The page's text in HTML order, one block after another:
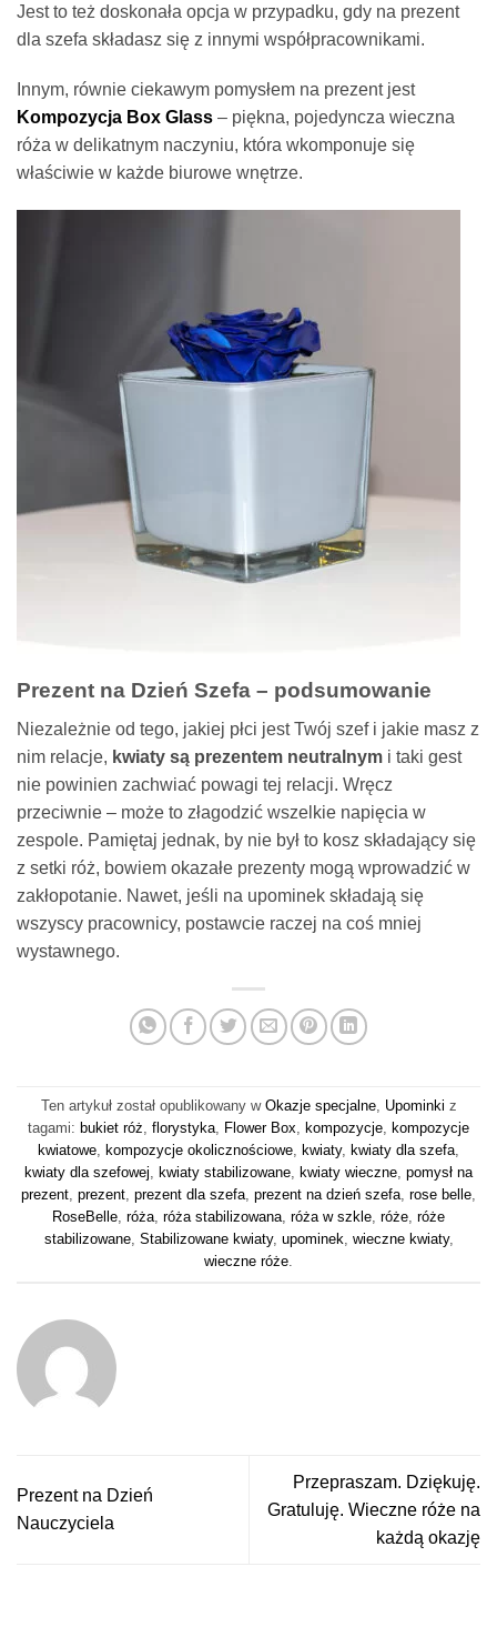
Jest to też doskonała opcja w przypadku, gdy na prezent
dla szefa składasz się z innymi współpracownikami.
Innym, równie ciekawym pomysłem na prezent jest
Kompozycja Box Glass – piękna, pojedyncza wieczna
róża w delikatnym naczyniu, która wkomponuje się
właściwie w każde biurowe wnętrze.
Prezent na Dzień Szefa – podsumowanie
Niezależnie od tego, jakiej płci jest Twój szef i jakie masz z
nim relacje, kwiaty są prezentem neutralnym i taki gest
nie powinien zachwiać powagi tej relacji. Wręcz
przeciwnie – może to złagodzić wszelkie napięcia w
zespole. Pamiętaj jednak, by nie był to kosz składający się
z setki róż, bowiem okazałe prezenty mogą wprowadzić w
zakłopotanie. Nawet, jeśli na upominek składają się
wszyscy pracownicy, postawcie raczej na coś mniej
wystawnego.
Ten artykuł został opublikowany w Okazje specjalne, Upominki z
tagami: bukiet róż florystyka Flower Box kompozycje
kompozycje
kwiatowe
kompozycje okolicznościowe kwiaty, kwiaty dla szefa
kwiaty dla szefowej
kwiaty stabilizowane kwiaty wieczne pomysł na
prezent prezent prezent dla szefa prezent na dzień szefa rose belle
RoseBelle róża róża stabilizowana róża w szkle róże róże
stabilizowane, Stabilizowane kwiaty, upominek wieczne kwiaty,
wieczne róże
Prezent na Dzień
Nauczyciela
Przepraszam. Dziękuję.
Gratuluję. Wieczne róże na
każdą okazję